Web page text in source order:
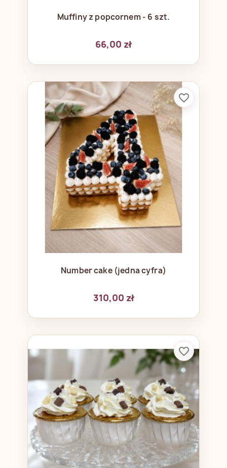
Muffiny z popcornem - 6 szt.
66,00 zł
Number cake (jedna cyfra)
310,00 zł
favorite_border
favorite_border